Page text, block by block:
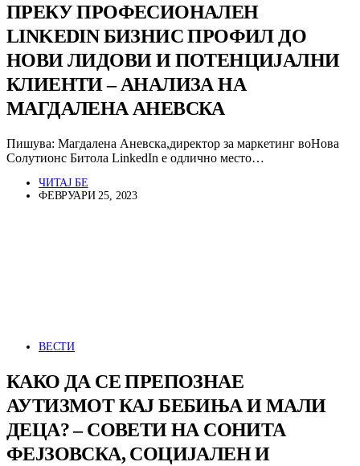
ПРЕКУ ПРОФЕСИОНАЛЕН
LINKEDIN БИЗНИС ПРОФИЛ ДО
НОВИ ЛИДОВИ И ПОТЕНЦИЈАЛНИ
КЛИЕНТИ – АНАЛИЗА НА
МАГДАЛЕНА АНЕВСКА
Пишува: Магдалена Аневска,директор за маркетинг воНова
Солутионс Битола LinkedIn е одлично место…
ЧИТАЈ БЕ
ФЕВРУАРИ 25, 2023
ВЕСТИ
КАКО ДА СЕ ПРЕПОЗНАЕ
АУТИЗМОТ КАЈ БЕБИЊА И МАЛИ
ДЕЦА? – СОВЕТИ НА СОНИТА
ФЕЈЗОВСКА, СОЦИЈАЛЕН И